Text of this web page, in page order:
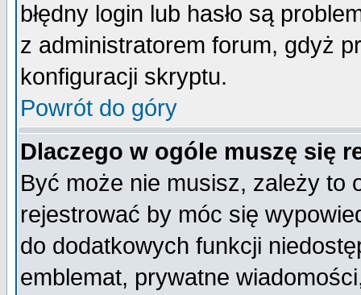
błędny login lub hasło są
z administratorem forum, gdyż
konfiguracji skryptu.
Powrót do góry
Dlaczego w ogóle muszę się
Być może nie musisz, zależy to
rejestrować by móc się
do dodatkowych funkcji
emblemat, prywatne